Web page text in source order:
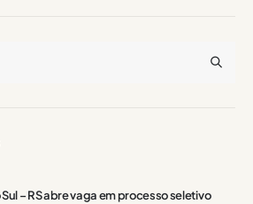
– RS abre vaga em processo seletivo